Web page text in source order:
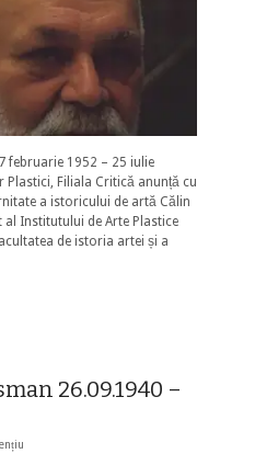
februarie 1952 – 25 iulie
Plastici, Filiala Critică anunță cu
a istoricului de artă Călin
al Institutului de Arte Plastice
de istoria artei și a
26.09.1940 –